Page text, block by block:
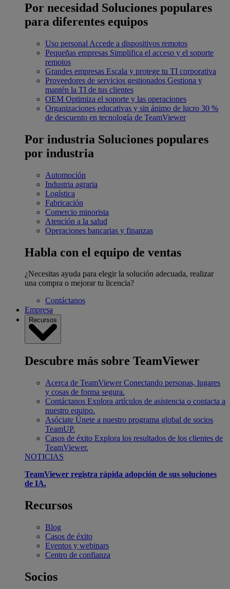
Por necesidad Soluciones populares
para diferentes equipos
Uso personal Accede a dispositivos remotos
Pequeñas empresas Simplifica el acceso y el soporte
remotos
Grandes empresas Escala y protege tu TI corporativa
Proveedores de servicios gestionados Gestiona y
mantén la TI de tus clientes
OEM Optimiza el soporte y las operaciones
Organizaciones educativas y sin ánimo de lucro 30 %
de descuento en tecnología de TeamViewer
Por industria Soluciones populares
por industria
Automoción
Industria agraria
Logística
Fabricación
Comercio minorista
Atención a la salud
Operaciones bancarias y finanzas
Habla con el equipo de ventas
¿Necesitas ayuda para elegir la solución adecuada, realizar
una compra o mejorar tu licencia?
Contáctanos
Empresa
Recursos
Descubre más sobre TeamViewer
Acerca de TeamViewer Conectando personas, lugares
y cosas de forma segura.
Contáctanos Explora artículos de asistencia o contacta a
nuestro equipo.
Asóciate Únete a nuestro programa global de socios
TeamUP.
Casos de éxito Explora los resultados de los clientes de
TeamViewer.
NOTICIAS
TeamViewer registra rápida adopción de sus soluciones
de IA.
Recursos
Blog
Casos de éxito
Eventos y webinars
Centro de confianza
Socios